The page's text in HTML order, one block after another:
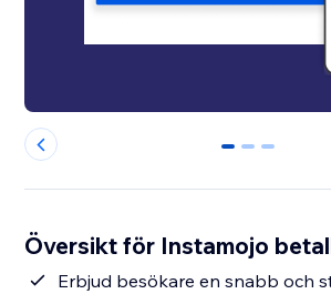
0 1 2
Översikt för Instamojo
Erbjud besökare en snabb och